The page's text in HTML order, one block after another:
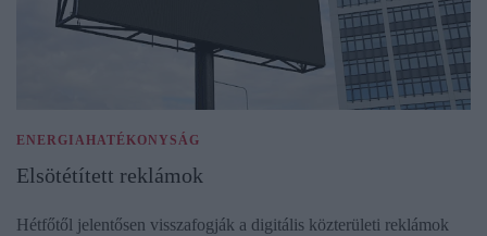
ENERGIAHATÉKONYSÁG
Elsötétített reklámok
Hétfőtől jelentősen visszafogják a digitális közterületi reklámok